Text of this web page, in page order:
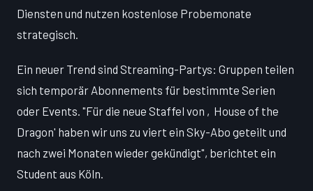
Diensten und nutzen kostenlose Probemonate
strategisch.
Ein neuer Trend sind Streaming-Partys: Gruppen teilen
sich temporär Abonnements für bestimmte Serien
oder Events. "Für die neue Staffel von ‚House of the
Dragon' haben wir uns zu viert ein Sky-Abo geteilt und
nach zwei Monaten wieder gekündigt", berichtet ein
Student aus Köln.